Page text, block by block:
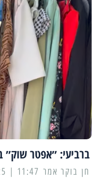
ברביעי: ״אפטר שוק״
11:47 | 31/03/2025